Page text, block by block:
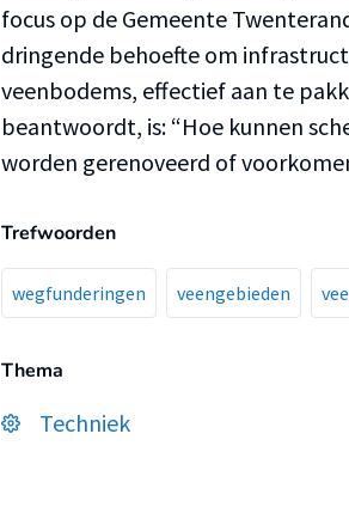
focus op de Gemeente
dringende behoefte om
veenbodems, effectief aan te
beantwoordt, is: “Hoe kunnen
worden gerenoveerd of
Trefwoorden
wegfunderingen veengebieden
Thema
Techniek